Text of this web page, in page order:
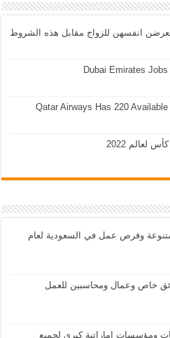
انفسهن للزواج مقابل هذه الشروط
Dubai Emirates
Qatar Airways Has 220
لعالم 2022
2024 وظائف متنوعة وفرص عمل في السعودية لعام
2024 بحاجه لسائق خاص وعمال ومحاسبين للعمل
2024 لدى شركات ومؤسسات إماراتية كبرى لجميع